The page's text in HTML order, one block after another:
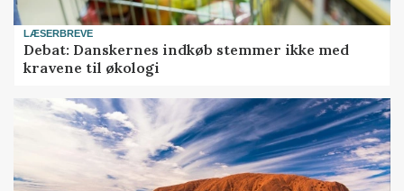
LÆSERBREVE
Debat: Danskernes indkøb stemmer ikke med
kravene til økologi